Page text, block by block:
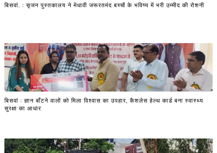
बिसवां. : सृजन पुस्तकालय ने मेधावी जरूरतमंद बच्चों के भविष्य में भरी उम्मीद की रोशनी
बिसवां : ज्ञान बाँटने वालों को मिला विश्वास का उपहार, कैशलेस हेल्थ कार्ड बना स्वास्थ्य
सुरक्षा का आधार